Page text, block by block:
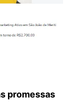
promessas